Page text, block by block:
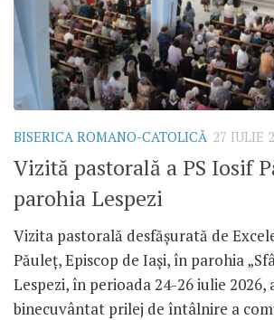
BISERICA ROMANO-CATOLICĂ 27 IULIE
Vizită pastorală a PS Iosif
parohia Lespezi
Vizita pastorală desfășurată de
Păuleț, Episcop de Iași, în parohia
Lespezi, în perioada 24-26 iulie 2026,
binecuvântat prilej de întâlnire a